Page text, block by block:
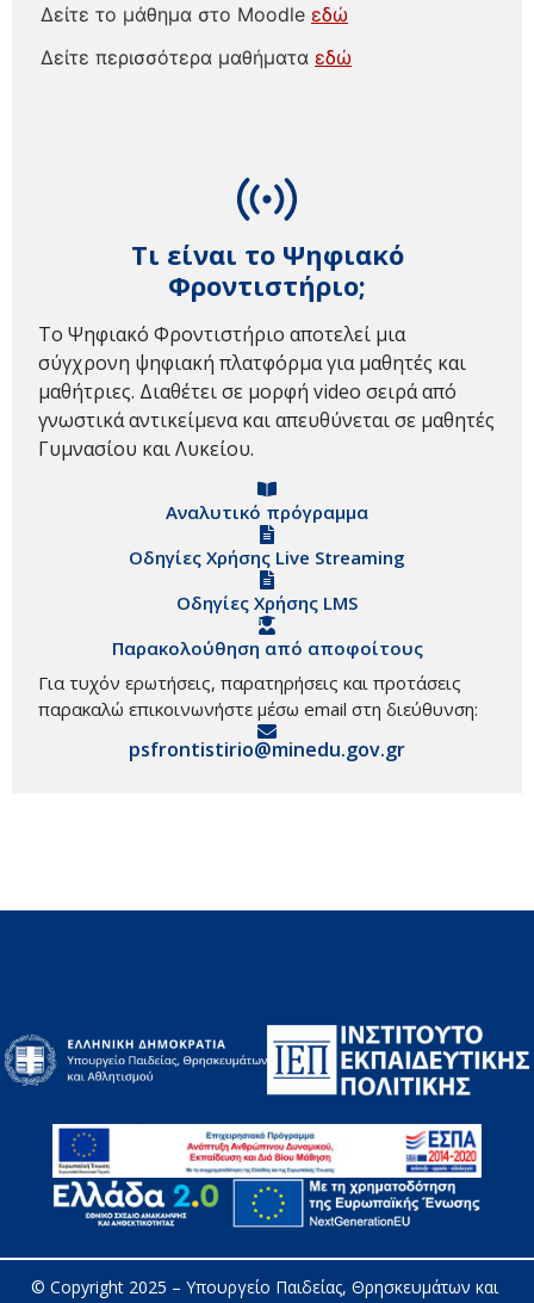
Τι είναι το Ψηφιακό
Φροντιστήριο;
Το Ψηφιακό Φροντιστήριο αποτελεί μια
σύγχρονη ψηφιακή πλατφόρμα για μαθητές και
μαθήτριες. Διαθέτει σε μορφή video σειρά από
γνωστικά αντικείμενα και απευθύνεται σε μαθητές
Γυμνασίου και Λυκείου.
Αναλυτικό πρόγραμμα
Οδηγίες Χρήσης Live Streaming
Οδηγίες Χρήσης LMS
Παρακολούθηση από αποφοίτους
Για τυχόν ερωτήσεις, παρατηρήσεις και προτάσεις
παρακαλώ επικοινωνήστε μέσω email στη διεύθυνση:
psfrontistirio@minedu.gov.gr
Δείτε το μάθημα στο Moodle εδώ
Δείτε περισσότερα μαθήματα εδώ
© Copyright 2025 – Υπουργείο Παιδείας, Θρησκευμάτων και